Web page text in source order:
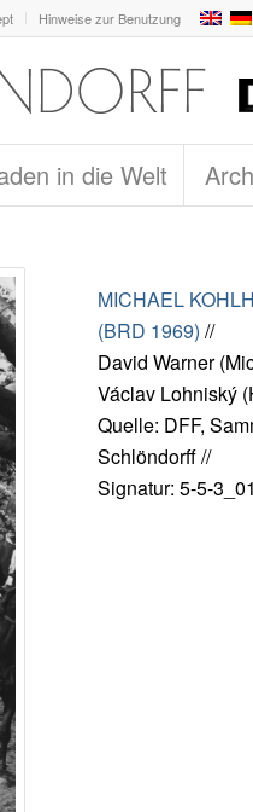
Hinweise zur Benutzung
in die Welt
MICHAEL
(BRD 1969) //
David Warner
Václav Lohniský
Quelle: DFF,
Schlöndorff //
Signatur: 5-5-